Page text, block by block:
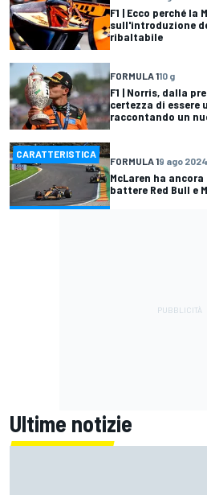
F1 | Ecco perché
sull'introduzione
ribaltabile
FORMULA 110 g
F1 | Norris, dalla
certezza di essere
raccontando un
CARATTERISTICA
FORMULA 19 ago 2024
McLaren ha
battere Red Bull e
Ultime notizie